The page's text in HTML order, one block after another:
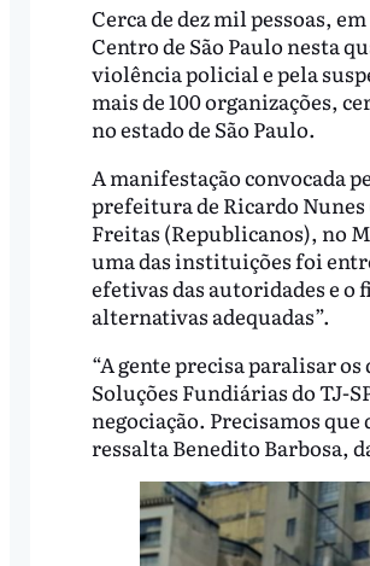
Cerca de dez mil pessoas,
Centro de São Paulo nesta
violência policial e pela
mais de 100 organizações,
no estado de São Paulo.
A manifestação convocada
prefeitura de Ricardo
Freitas (Republicanos), no
uma das instituições foi
efetivas das autoridades e
alternativas adequadas”.
“A gente precisa paralisar
Soluções Fundiárias do TJ-
negociação. Precisamos
ressalta Benedito Barbosa,